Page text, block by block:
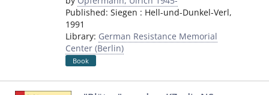
Published: Siegen : Hell-und-Dunkel-Verl,
1991
Library: German Resistance Memorial
Center (Berlin)
Book